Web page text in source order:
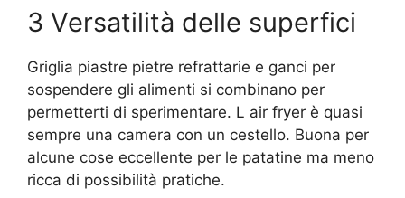
3 Versatilità delle superfici
Griglia piastre pietre refrattarie e ganci per
sospendere gli alimenti si combinano per
permetterti di sperimentare. L air fryer è quasi
sempre una camera con un cestello. Buona per
alcune cose eccellente per le patatine ma meno
ricca di possibilità pratiche.